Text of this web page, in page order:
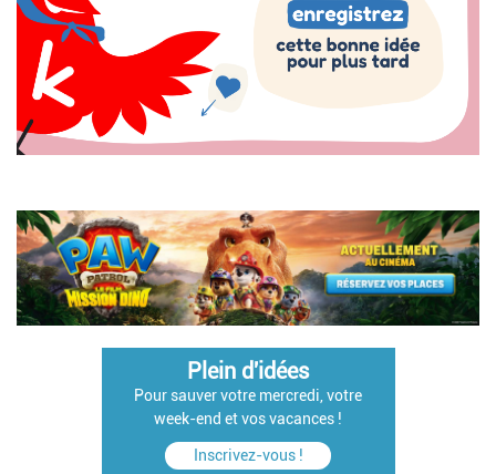
Plein d'idées
Pour sauver votre mercredi, votre
week-end et vos vacances !
Inscrivez-vous !